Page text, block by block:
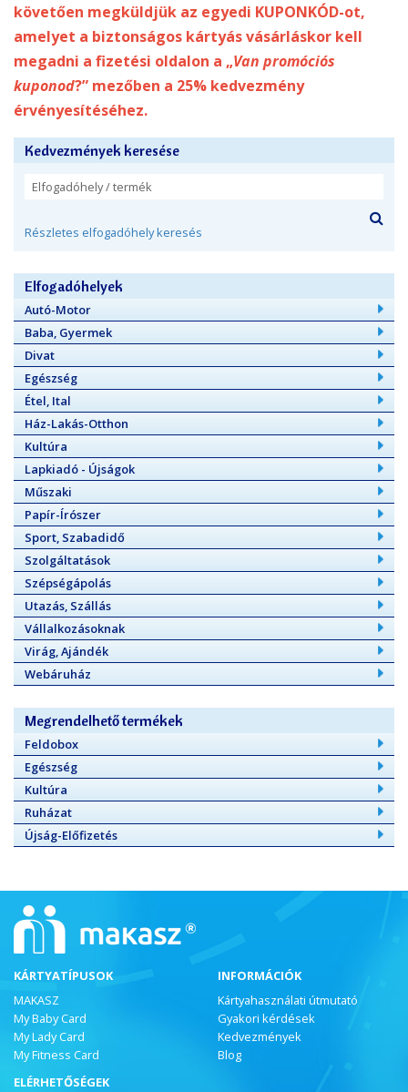
követően megküldjük az egyedi KUPONKÓD-ot,
amelyet a biztonságos kártyás vásárláskor kell
megadni a fizetési oldalon a „Van promóciós
kuponod?” mezőben a 25% kedvezmény
érvényesítéséhez.
Kedvezmények keresése
Részletes elfogadóhely keresés
Elfogadóhelyek
Autó-Motor
Baba, Gyermek
Divat
Egészség
Étel, Ital
Ház-Lakás-Otthon
Kultúra
Lapkiadó - Újságok
Műszaki
Papír-Írószer
Sport, Szabadidő
Szolgáltatások
Szépségápolás
Utazás, Szállás
Vállalkozásoknak
Virág, Ajándék
Webáruház
Megrendelhető termékek
Feldobox
Egészség
Kultúra
Ruházat
Újság-Előfizetés
KÁRTYATÍPUSOK
MAKASZ
My Baby Card
My Lady Card
My Fitness Card
INFORMÁCIÓK
Kártyahasználati útmutató
Gyakori kérdések
Kedvezmények
Blog
ELÉRHETŐSÉGEK